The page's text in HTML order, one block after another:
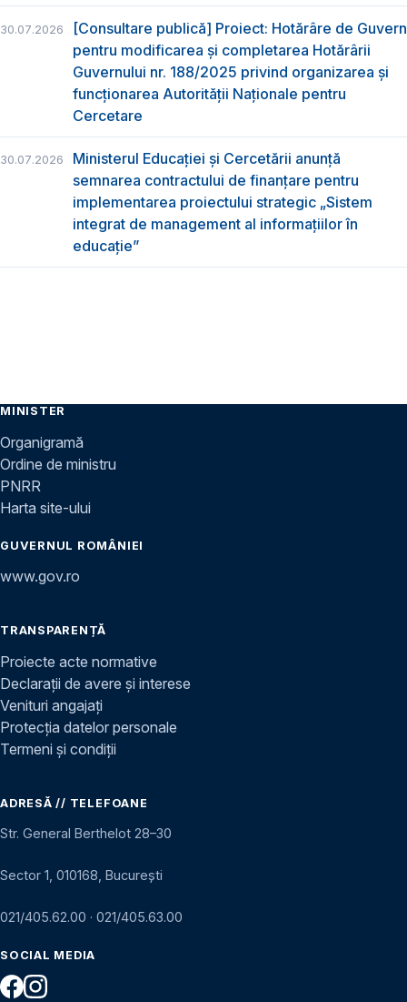
30.07.2026
[Consultare publică] Proiect: Hotărâre de Guvern
pentru modificarea și completarea Hotărârii
Guvernului nr. 188/2025 privind organizarea şi
funcţionarea Autorităţii Naţionale pentru
Cercetare
30.07.2026
Ministerul Educației și Cercetării anunță
semnarea contractului de finanțare pentru
implementarea proiectului strategic „Sistem
integrat de management al informațiilor în
educație”
MINISTER
Organigramă
Ordine de ministru
PNRR
Harta site-ului
GUVERNUL ROMÂNIEI
www.gov.ro
TRANSPARENȚĂ
Proiecte acte normative
Declarații de avere și interese
Venituri angajați
Protecția datelor personale
Termeni și condiții
ADRESĂ // TELEFOANE
Str. General Berthelot 28–30
Sector 1, 010168, București
021/405.62.00 · 021/405.63.00
SOCIAL MEDIA